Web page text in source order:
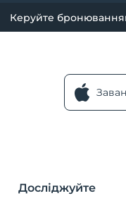
Керуйте
Досліджуйте